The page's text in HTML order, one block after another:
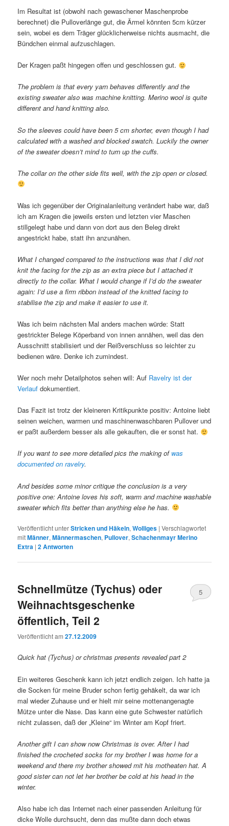
Im Resultat ist (obwohl nach gewaschener Maschenprobe
berechnet) die Pulloverlänge gut, die Ärmel könnten 5cm kürzer
sein, wobei es dem Träger glücklicherweise nichts ausmacht, die
Bündchen einmal aufzuschlagen.
Der Kragen paßt hingegen offen und geschlossen gut.
The problem is that every yarn behaves differently and the
existing sweater also was machine knitting. Merino wool is quite
different and hand knitting also.
So the sleeves could have been 5 cm shorter, even though I had
calculated with a washed and blocked swatch. Luckily the owner
of the sweater doesn’t mind to turn up the cuffs.
The collar on the other side fits well, with the zip open or closed.
Was ich gegenüber der Originalanleitung verändert habe war, daß
ich am Kragen die jeweils ersten und letzten vier Maschen
stillgelegt habe und dann von dort aus den Beleg direkt
angestrickt habe, statt ihn anzunähen.
What I changed compared to the instructions was that I did not
knit the facing for the zip as an extra piece but I attached it
directly to the collar. What I would change if I’d do the sweater
again: I’d use a firm ribbon instead of the knitted facing to
stabilise the zip and make it easier to use it.
Was ich beim nächsten Mal anders machen würde: Statt
gestrickter Belege Köperband von innen annähen, weil das den
Ausschnitt stabilisiert und der Reißverschluss so leichter zu
bedienen wäre. Denke ich zumindest.
Wer noch mehr Detailphotos sehen will: Auf Ravelry ist der
Verlauf dokumentiert.
Das Fazit ist trotz der kleineren Kritikpunkte positiv: Antoine liebt
seinen weichen, warmen und maschinenwaschbaren Pullover und
er paßt außerdem besser als alle gekauften, die er sonst hat.
If you want to see more detailed pics the making of was
documented on ravelry.
And besides some minor critique the conclusion is a very
positive one: Antoine loves his soft, warm and machine washable
sweater which fits better than anything else he has.
Veröffentlicht unterStricken und Häkeln,Wolliges |Verschlagwortet
mitMänner,Männermaschen, Pullover,Schachenmayr Merino
Extra |2Antworten
Schnellmütze (Tychus) oder
Weihnachtsgeschenke
öffentlich, Teil 2
Veröffentlicht am27.12.2009
5
Quick hat (Tychus) or christmas presents revealed part 2
Ein weiteres Geschenk kann ich jetzt endlich zeigen. Ich hatte ja
die Socken für meine Bruder schon fertig gehäkelt, da war ich
mal wieder Zuhause und er hielt mir seine mottenangenagte
Mütze unter die Nase. Das kann eine gute Schwester natürlich
nicht zulassen, daß der „Kleine“ im Winter am Kopf friert.
Another gift I can show now Christmas is over. After I had
finished the crocheted socks for my brother I was home for a
weekend and there my brother showed mit his motheaten hat. A
good sister can not let her brother be cold at his head in the
winter.
Also habe ich das Internet nach einer passenden Anleitung für
dicke Wolle durchsucht, denn das mußte dann doch etwas